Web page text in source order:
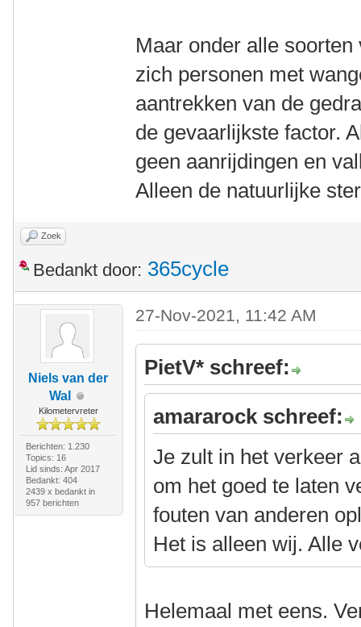
Maar onder alle
zich personen met
aantrekken van de
de gevaarlijkste factor.
geen aanrijdingen en
Alleen de natuurlijke
Zoek
Bedankt door: 365cycle
Niels van der
Wal
Kilometervreter
Berichten: 1.230
Topics: 16
Lid sinds: Apr 2017
Bedankt: 404
2439 x bedankt in
957 berichten
27-Nov-2021, 11:42 AM
PietV* schreef:
amararock schreef:
Je zult in het verkeer
om het goed te laten
fouten van anderen
Het is alleen wij. Alle
Helemaal met eens.